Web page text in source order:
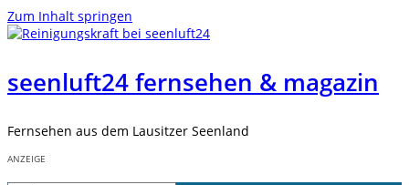
Zum Inhalt springen
seenluft24 fernsehen & magazin
Fernsehen aus dem Lausitzer Seenland
ANZEIGE